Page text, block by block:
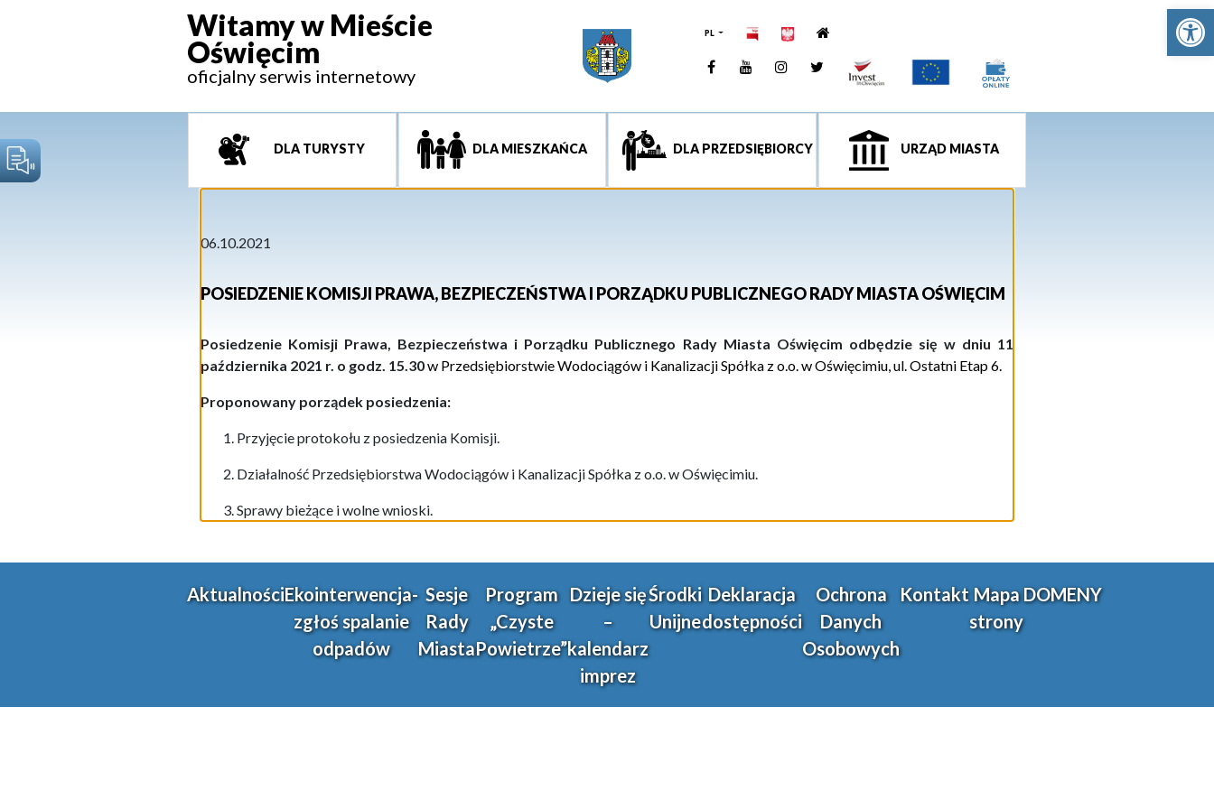
Witamy w Mieście
Oświęcim
oficjalny serwis internetowy
PL
FacebookYouTUbeInstagramTwitter
DLA TURYSTY DLA MIESZKAŃCA DLA PRZEDSIĘBIORCY URZĄD MIASTA
06.10.2021
POSIEDZENIE KOMISJI PRAWA, BEZPIECZEŃSTWA I PORZĄDKU PUBLICZNEGO RADY MIASTA OŚWIĘCIM
Posiedzenie Komisji Prawa, Bezpieczeństwa i Porządku Publicznego Rady Miasta Oświęcim odbędzie się w dniu 11
października 2021 r. o godz. 15.30w Przedsiębiorstwie Wodociągów i Kanalizacji Spółka z o.o. w Oświęcimiu, ul. Ostatni Etap 6.
Proponowany porządek posiedzenia:
Przyjęcie protokołu z posiedzenia Komisji.
Działalność Przedsiębiorstwa Wodociągów i Kanalizacji Spółka z o.o. w Oświęcimiu.
Sprawy bieżące i wolne wnioski.
AktualnościEkointerwencja-
zgłoś spalanie
odpadów
Sesje
Rady
Miasta
Program
„Czyste
Powietrze”
Dzieje się
–
kalendarz
imprez
Środki
Unijne
Deklaracja
dostępności
Ochrona
Danych
Osobowych
Kontakt Mapa
strony
DOMENY